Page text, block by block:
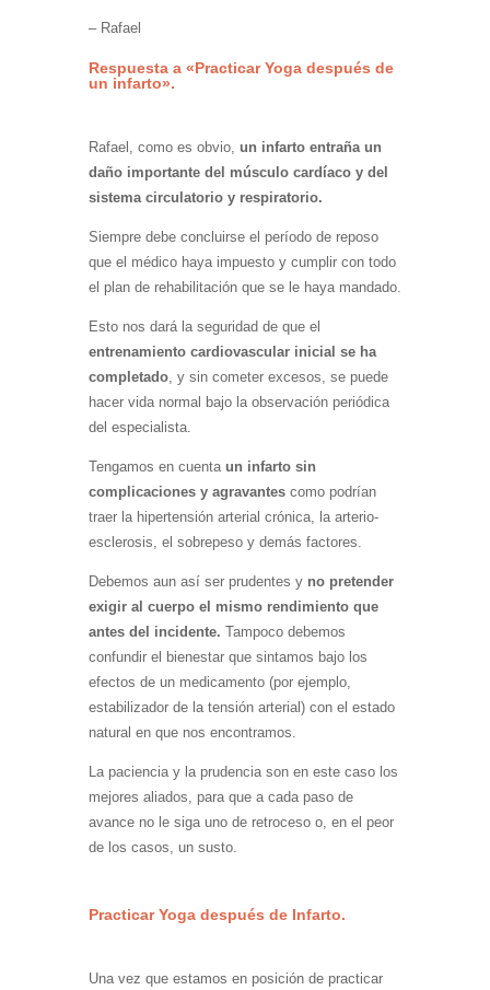
– Rafael
Respuesta a «Practicar Yoga después de
un infarto».
Rafael, como es obvio, un infarto entraña un
daño importante del músculo cardíaco y del
sistema circulatorio y respiratorio.
Siempre debe concluirse el período de reposo
que el médico haya impuesto y cumplir con todo
el plan de rehabilitación que se le haya mandado.
Esto nos dará la seguridad de que el
entrenamiento cardiovascular inicial se ha
completado, y sin cometer excesos, se puede
hacer vida normal bajo la observación periódica
del especialista.
Tengamos en cuenta un infarto sin
complicaciones y agravantescomo podrían
traer la hipertensión arterial crónica, la arterio-
esclerosis, el sobrepeso y demás factores.
Debemos aun así ser prudentes yno pretender
exigir al cuerpo el mismo rendimiento que
antes del incidente. Tampoco debemos
confundir el bienestar que sintamos bajo los
efectos de un medicamento (por ejemplo,
estabilizador de la tensión arterial) con el estado
natural en que nos encontramos.
La paciencia y la prudencia son en este caso los
mejores aliados, para que a cada paso de
avance no le siga uno de retroceso o, en el peor
de los casos, un susto.
Practicar Yoga después de Infarto.
Una vez que estamos en posición de practicar